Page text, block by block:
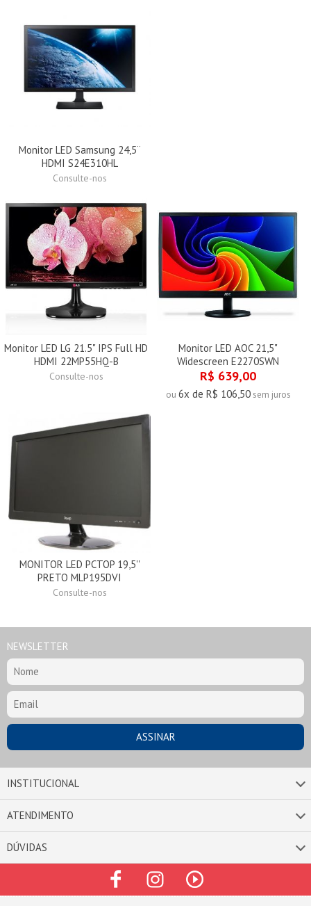
Monitor LED Samsung 24,5¨
HDMI S24E310HL
Consulte-nos
Monitor LED LG 21.5" IPS Full HD
HDMI 22MP55HQ-B
Consulte-nos
Monitor LED AOC 21,5"
Widescreen E2270SWN
R$ 639,00
ou 6x de R$ 106,50sem juros
MONITOR LED PCTOP 19,5''
PRETO MLP195DVI
Consulte-nos
NEWSLETTER
INSTITUCIONAL
ATENDIMENTO
DÚVIDAS